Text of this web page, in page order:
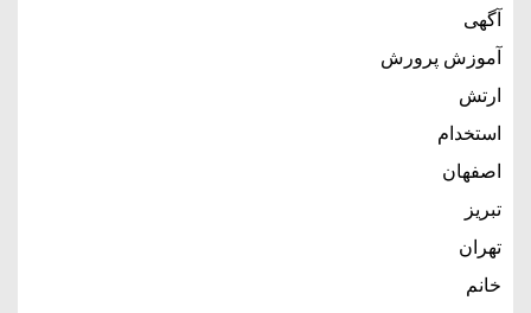
آگهی
آموزش پرورش
ارتش
استخدام
اصفهان
تبریز
تهران
خانم